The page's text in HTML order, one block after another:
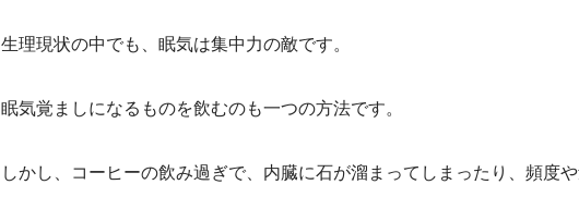
生理現状の中でも、眠気は集中力の敵です。
眠気覚ましになるものを飲むのも一つの方法です。
しかし、コーヒーの飲み過ぎで、内臓に石が溜まってしまったり、頻度